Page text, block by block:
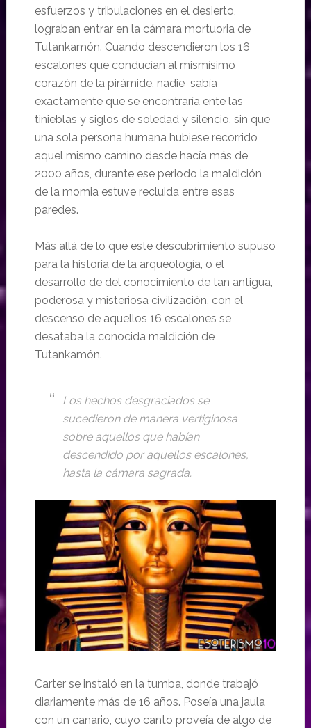
esfuerzos y tribulaciones en el desierto,
lograban entrar en la cámara mortuoria de
Tutankamón. Cuando descendieron los 16
escalones que conducían al mismísimo
corazón de la pirámide, nadie sabía
exactamente que se encontraría ente las
tinieblas y siglos de soledad y silencio, sin que
una sola persona humana hubiese recorrido
aquel mismo camino desde hacía más de
2000 años, durante ese periodo la maldición
de la momia estuve recluida entre esas
paredes.
Más allá de lo que este descubrimiento supuso
para la historia de la arqueología, o el
desarrollo de del conocimiento de tan antigua,
poderosa y misteriosa civilización, con el
descenso de aquellos 16 escalones se
desataba la conocida maldición de
Tutankamón.
Los hechos desgraciados se
sucedieron de manera vertiginosa
sobre aquellos que habían
descendido por aquellos escalones,
hasta la cámara sagrada.
Carter se instaló en la tumba, donde trabajó
diariamente más de 16 años. Poseía una jaula
con un canario, cuyo canto proveía de algo de